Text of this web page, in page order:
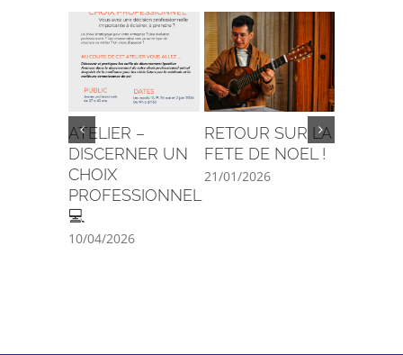
ATELIER –
DISCERNER UN
CHOIX
PROFESSIONNEL
💻
10/04/2026
RETOUR SUR LA
FETE DE NOEL !
21/01/2026